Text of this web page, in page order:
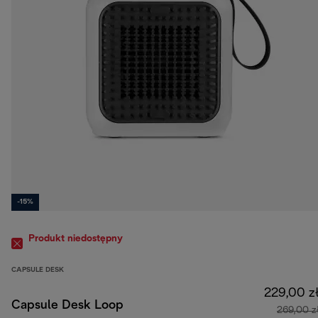
-15%
Produkt niedostępny
CAPSULE DESK
Capsule Desk Loop
229,00
269,00